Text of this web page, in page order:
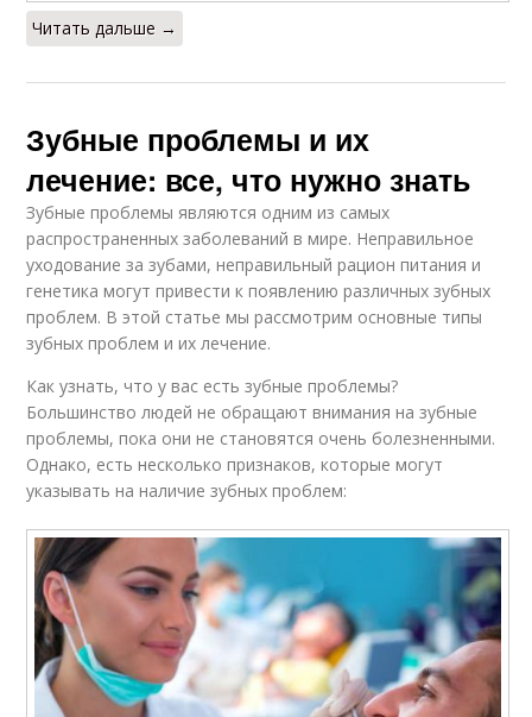
Читать дальше →
Зубные проблемы и их
лечение: все, что нужно знать
Зубные проблемы являются одним из самых
распространенных заболеваний в мире. Неправильное
уходование за зубами, неправильный рацион питания и
генетика могут привести к появлению различных зубных
проблем. В этой статье мы рассмотрим основные типы
зубных проблем и их лечение.
Как узнать, что у вас есть зубные проблемы?
Большинство людей не обращают внимания на зубные
проблемы, пока они не становятся очень болезненными.
Однако, есть несколько признаков, которые могут
указывать на наличие зубных проблем: